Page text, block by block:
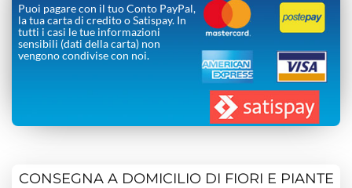
Puoi pagare con il tuo Conto PayPal,
la tua carta di credito o Satispay. In
tutti i casi le tue informazioni
sensibili (dati della carta) non
vengono condivise con noi.
CONSEGNA A DOMICILIO DI FIORI E PIANTE